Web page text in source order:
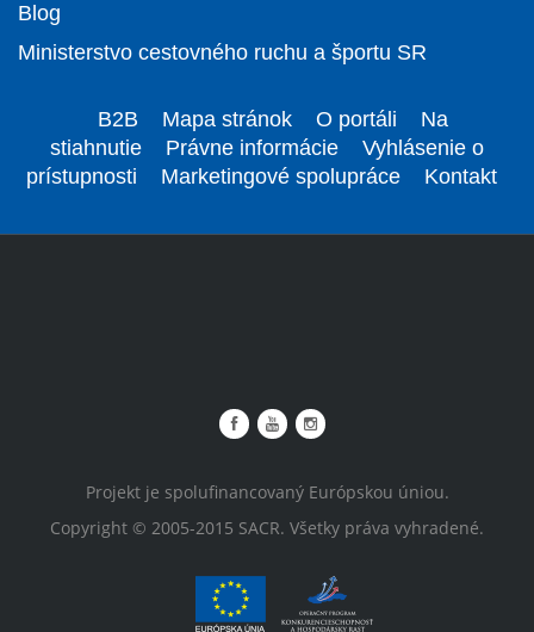
Blog
Ministerstvo cestovného ruchu a športu SR
B2B Mapa stránok O portáli
Na
stiahnutie
Právne informácie
Vyhlásenie o
prístupnosti
Marketingové spolupráce Kontakt
Projekt je spolufinancovaný Európskou úniou.
Copyright © 2005-2015 SACR. Všetky práva vyhradené.